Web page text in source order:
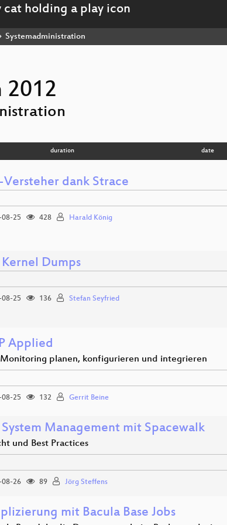
Systemadministration
2012
duration date
Versteher dank Strace
08-25 428 Harald König
Kernel Dumps
08-25 136 Stefan Seyfried
Applied
planen, konfigurieren und integrieren
08-25 132 Gerrit Beine
System Management mit Spacewalk
und Best Practices
08-26 89 Jörg Steffens
mit Bacula Base Jobs